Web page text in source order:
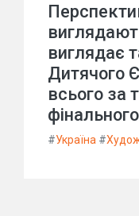
виглядає
Дитячого
всього за
#Україна #